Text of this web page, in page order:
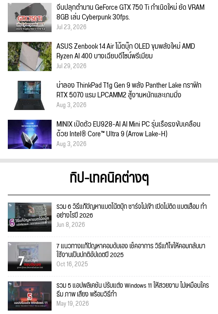
จีนปลุกตำนาน GeForce GTX 750 Ti กำเนิดใหม่ ยัด VRAM
8GB เล่น Cyberpunk 30fps.
Jul 23, 2026
ASUS Zenbook 14 Air โน้ตบุ๊ก OLED ขุมพลังใหม่ AMD
Ryzen AI 400 บางเฉียบดีไซน์พรีเมียม
Jul 29, 2026
น่าลอง ThinkPad T1g Gen 9 พลัง Panther Lake กราฟิก
RTX 5070 แรม LPCAMM2 สู้งานหนักและเกมมิ่ง
Aug 3, 2026
MINIX เปิดตัว EU928-AI AI Mini PC รุ่นเรือธงขับเคลื่อน
ด้วย Intel® Core™ Ultra 9 (Arrow Lake-H)
Aug 3, 2026
ทิป-เทคนิคต่างๆ
รวม 6 วิธีแก้ปัญหาแบตโน้ตบุ๊ก ชาร์จไม่เข้า เปิดไม่ติด แบตเสื่อม ทำ
อย่างไรปี 2026
Jun 8, 2026
7 แนวทางแก้ปัญหาคอมดับเอง เช็คอาการ วิธีแก้ไขให้คอมกลับมา
ใช้งานเป็นปกติอัปเดตปี 2025
Oct 16, 2025
รวม 5 แอปพลิเคชัน ปรับแต่ง Windows 11 ให้สวยงาม ไม่เหมือนใคร
ธีม ภาพ เสียง พร้อมวิธีทำ
May 19, 2026